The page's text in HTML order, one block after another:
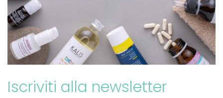
Iscriviti alla newsletter